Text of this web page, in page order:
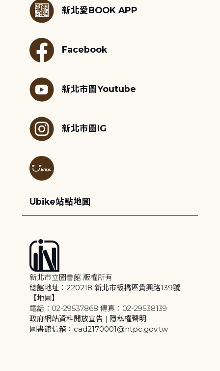
新北愛BOOK APP
Facebook
新北市圖Youtube
新北市圖IG
Ubike站點地圖
新北市立圖書館 版權所有
總館地址：220218 新北市板橋區貴興路139號
【地圖】
電話：02-29537868 傳真：02-29538139
政府網站資料開放宣告 | 隱私權聲明
圖書館信箱：cad2170001@ntpc.gov.tw